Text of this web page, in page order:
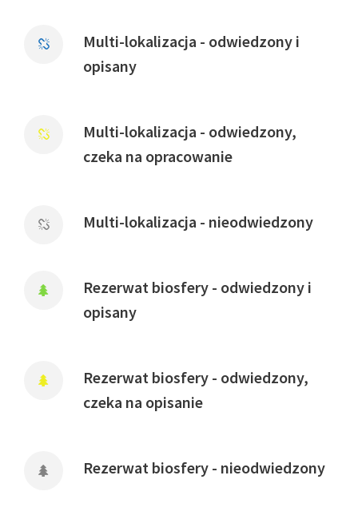
Multi-lokalizacja - odwiedzony i
opisany
Multi-lokalizacja - odwiedzony,
czeka na opracowanie
Multi-lokalizacja - nieodwiedzony
Rezerwat biosfery - odwiedzony i
opisany
Rezerwat biosfery - odwiedzony,
czeka na opisanie
Rezerwat biosfery - nieodwiedzony